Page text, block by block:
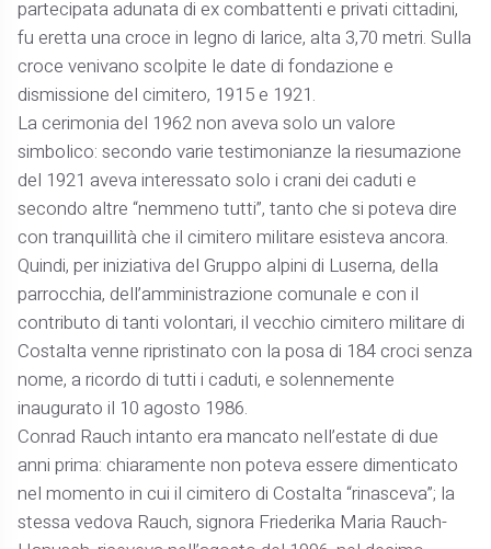
partecipata adunata di ex combattenti e privati cittadini,
fu eretta una croce in legno di larice, alta 3,70 metri. Sulla
croce venivano scolpite le date di fondazione e
dismissione del cimitero, 1915 e 1921.
La cerimonia del 1962 non aveva solo un valore
simbolico: secondo varie testimonianze la riesumazione
del 1921 aveva interessato solo i crani dei caduti e
secondo altre “nemmeno tutti”, tanto che si poteva dire
con tranquillità che il cimitero militare esisteva ancora.
Quindi, per iniziativa del Gruppo alpini di Luserna, della
parrocchia, dell’amministrazione comunale e con il
contributo di tanti volontari, il vecchio cimitero militare di
Costalta venne ripristinato con la posa di 184 croci senza
nome, a ricordo di tutti i caduti, e solennemente
inaugurato il 10 agosto 1986.
Conrad Rauch intanto era mancato nell’estate di due
anni prima: chiaramente non poteva essere dimenticato
nel momento in cui il cimitero di Costalta “rinasceva”; la
stessa vedova Rauch, signora Friederika Maria Rauch-